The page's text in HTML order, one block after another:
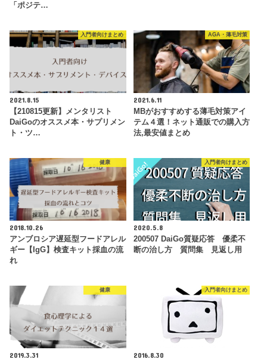
「ポジテ…
入門者向けまとめ
2021.8.15
【210815更新】メンタリスト
DaiGoのオススメ本・サプリメン
ト・ツ…
AGA・薄毛対策
2021.6.11
MBがおすすめする薄毛対策アイ
テム４選！ネット通販での購入方
法,最安値まとめ
健康
2018.10.26
アンブロシア遅延型フードアレル
ギー【IgG】検査キット採血の流
れ
入門者向けまとめ
2020.5.8
200507 DaiGo質疑応答 優柔不
断の治し方 質問集 見返し用
健康
2019.3.31
入門者向けまとめ
2016.8.30